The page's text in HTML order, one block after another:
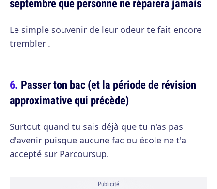
septembre que personne ne réparera jamais
Le simple souvenir de leur odeur te fait encore
trembler .
Passer ton bac (et la période de révision
approximative qui précède)
Surtout quand tu sais déjà que tu n'as pas
d'avenir puisque aucune fac ou école ne t'a
accepté sur Parcoursup.
Publicité